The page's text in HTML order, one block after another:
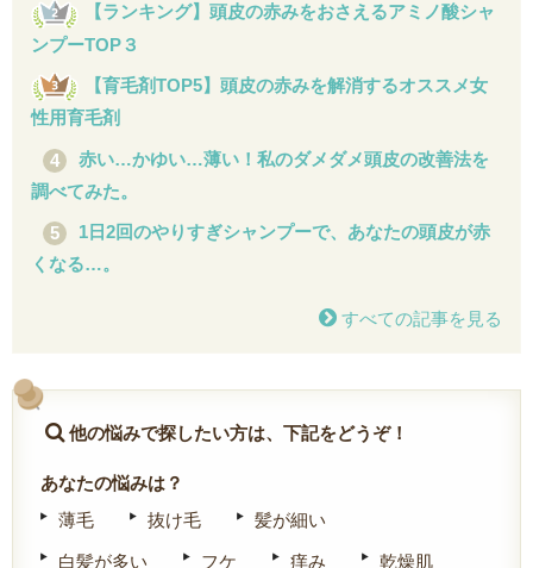
【ランキング】頭皮の赤みをおさえるアミノ酸シャ
ンプーTOP３
【育毛剤TOP5】頭皮の赤みを解消するオススメ女
性用育毛剤
赤い…かゆい…薄い！私のダメダメ頭皮の改善法を
調べてみた。
1日2回のやりすぎシャンプーで、あなたの頭皮が赤
くなる…。
すべての記事を見る
他の悩みで探したい方は、下記をどうぞ！
あなたの悩みは？
薄毛
抜け毛 髪が細い
白髪が多い フケ 痒み 乾燥肌